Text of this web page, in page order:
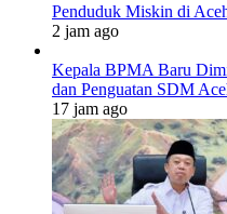
Penduduk Miskin di
2 jam ago
Kepala BPMA Baru
dan Penguatan SDM
17 jam ago